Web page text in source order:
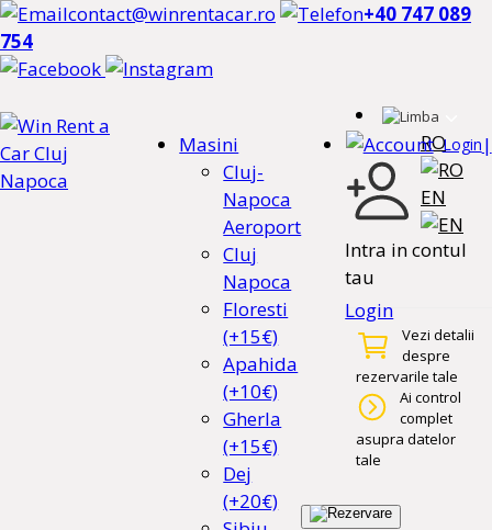
contact@winrentacar.ro
+40 747 089
754
RO
EN
Masini
Cluj-
Napoca
Aeroport
Cluj
Napoca
Floresti
(+15€)
Apahida
(+10€)
Gherla
(+15€)
Dej
(+20€)
Login |
Intra in contul
tau
Login
Vezi detalii
despre
rezervarile tale
Ai control
complet
asupra datelor
tale